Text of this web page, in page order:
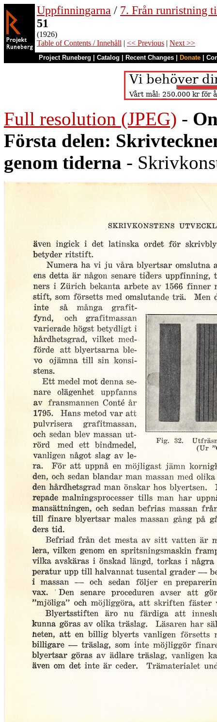
Uppfinningarna / 7. Från runristning
51
(1926)
Table of Contents / Innehåll | << Previous | Next >>
Project Runeberg Catalog Recent Changes Donate
Full resolution (JPEG) -
Första delen:
genom tiderna -